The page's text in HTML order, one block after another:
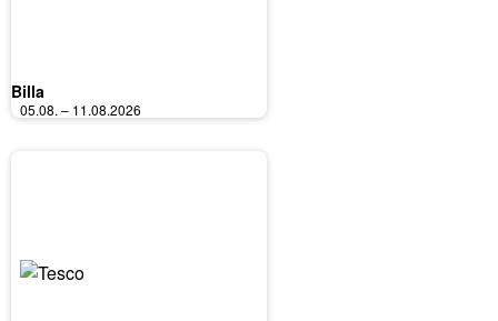
Billa
05.08. – 11.08.2026